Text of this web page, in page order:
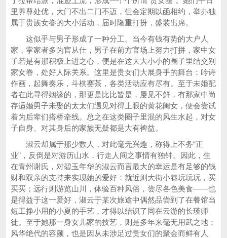
里养尊处优，大门不出二门不迈，但会定期以函相约，举办独
属于贵族女眷的大小活动，届时隆重打扮，盛装出席。
这似乎与男子形成了一种分工。当今有钱有势的大户人
家，掌家者多为官从仕，男子在前方官场上努力打拼，家中女
子若是有那积极上进之心，便是在这大大小小的圈子里结交别
家女眷，处好人际关系。这里是贵女们大展身手的舞台：吟诗
作画，起舞奏乐，斗棋赛茶，各类活动应有尽有。至于未婚配
者在此寻得姻缘的，那更是比比皆是，屡见不鲜，有那家中尚
存适婚男子未娶的太太们遇见对得上眼的黄花闺女，便会尝试
着为后辈们搭桥牵线。总之在这类圈子里混的风生水起，对女
子自身、对其身后的家族无疑都是大有裨益。
淑云却属于那少数人，对此毫无兴趣，称得上不务“正
业”，反倒是对游历山水，行走人间之事情有独钟。因此，生
在青州谢氏，对碧玉年华的淑云而言最大的幸运是有足够的钱
财和双亲的支持来实现她的爱好：就近则大街小巷玩玩玩，买
买买；远行则游览山川，体验百种风俗，尝尽各色美食——也
是得益于这一爱好，淑云于某次旅途中偶然品尝到了在餐馆当
短工挣小用的小夏的手艺，才得以结识了同在云游的长瑛师
徒。至于她那一身女儿家的技艺，则是多年来毫无用武之地；
风华绝代的容颜，也是因从未涉足过贵女们的聚会而鲜有人